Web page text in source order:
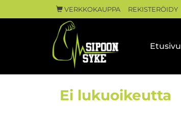
VERKKOKAUPPA REKISTERÖIDY
Etusivu
Ei lukuoikeutta